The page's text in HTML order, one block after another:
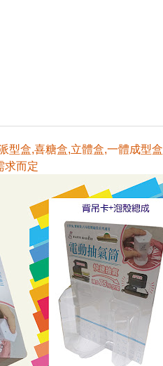
型盒,喜糖盒,立體盒,一體成型盒
求而定